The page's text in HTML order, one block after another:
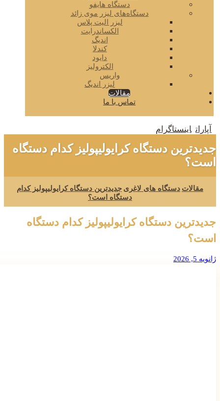
دستگاه هایفو
دستگاه‌های لیزر موی زائد
لیزر الیت پلاس
الکساندرایت
اندیگ
کندلا
دایود
الکترولیز
واریس
لیزر اندیگ
مقالات
تماس با ما
آپارات اینستاگرام
جدیدترین دستگاه کرایولیپولیز کدام دستگاه
است؟
مقالات دستگاه های لاغری جدیدترین دستگاه کرایولیپولیز کدام
دستگاه است؟
جدیدترین دستگاه کرایولیپولیز کدام دستگاه
است؟
ژانویه 5, 2026